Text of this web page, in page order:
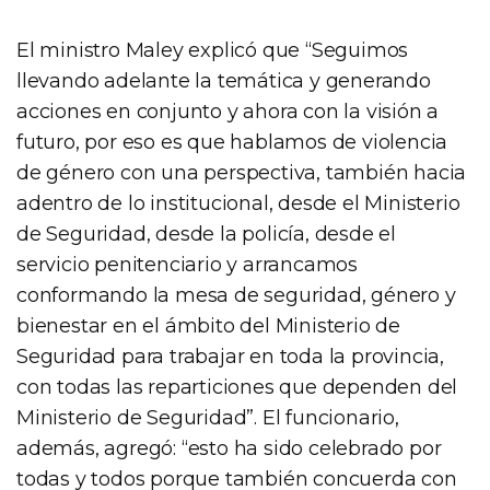
El ministro Maley explicó que “Seguimos
llevando adelante la temática y generando
acciones en conjunto y ahora con la visión a
futuro, por eso es que hablamos de violencia
de género con una perspectiva, también hacia
adentro de lo institucional, desde el Ministerio
de Seguridad, desde la policía, desde el
servicio penitenciario y arrancamos
conformando la mesa de seguridad, género y
bienestar en el ámbito del Ministerio de
Seguridad para trabajar en toda la provincia,
con todas las reparticiones que dependen del
Ministerio de Seguridad”. El funcionario,
además, agregó: “esto ha sido celebrado por
todas y todos porque también concuerda con